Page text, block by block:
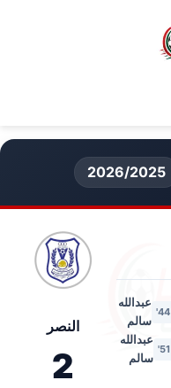
2026/2025
44'
عبدالله
سالم
51'
عبدالله
سالم
النصر
2